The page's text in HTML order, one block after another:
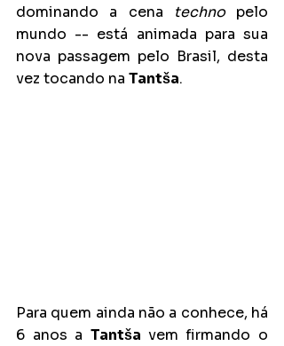
dominando a cena
techno pelo
mundo -- está animada para sua
nova passagem pelo Brasil, desta
vez tocando na Tantša.
Para quem ainda não a conhece, há
6 anos a Tantša vem firmando o